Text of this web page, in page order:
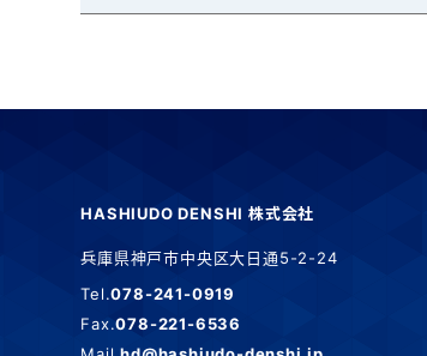
HASHIUDO DENSHI 株式会社
兵庫県神戸市中央区大日通5-2-24
Tel.078-241-0919
Fax.078-221-6536